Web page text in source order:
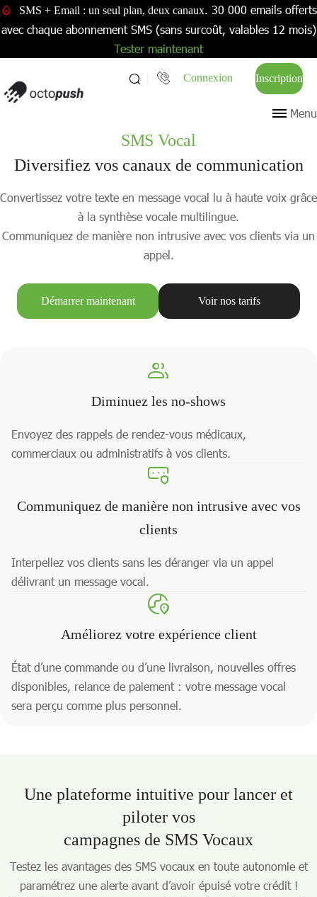
SMS + Email : un seul plan, deux canaux. 30 000 emails offerts
avec chaque abonnement SMS (sans surcoût, valables 12 mois)
Tester maintenant
Connexion Inscription
Menu
SMS Vocal
Diversifiez vos canaux de communication
Convertissez votre texte en message vocal lu à haute voix grâce
à la synthèse vocale multilingue.
Communiquez de manière non intrusive avec vos clients via un
appel.
Démarrer maintenant Voir nos tarifs
Diminuez les no-shows
Envoyez des rappels de rendez-vous médicaux,
commerciaux ou administratifs à vos clients.
Communiquez de manière non intrusive avec vos
clients
Interpellez vos clients sans les déranger via un appel
délivrant un message vocal.
Améliorez votre expérience client
État d’une commande ou d’une livraison, nouvelles offres
disponibles, relance de paiement : votre message vocal
sera perçu comme plus personnel.
Une plateforme intuitive pour lancer et
piloter vos
campagnes de SMS Vocaux
Testez les avantages des SMS vocaux en toute autonomie et
paramétrez une alerte avant d’avoir épuisé votre crédit !